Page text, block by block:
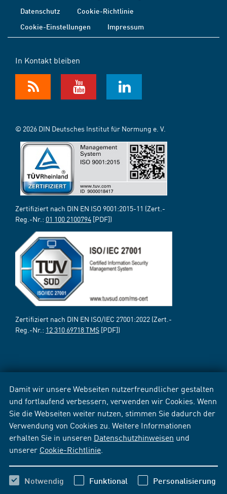
Damit wir unsere Webseiten nutzerfreundlicher gestalten
und fortlaufend verbessern, verwenden wir Cookies. Wenn
Sie die Webseiten weiter nutzen, stimmen Sie dadurch der
Verwendung von Cookies zu. Weitere Informationen
erhalten Sie in unseren Datenschutzhinweisen und
unserer Cookie-Richtlinie
Notwendig Funktional Personalisierung
Datenschutz
Cookie-Richtlinie
Cookie-Einstellungen
Impressum
In Kontakt bleiben
© 2026 DIN Deutsches Institut für Normung e. V.
Zertifiziert nach DIN EN ISO 9001:2015-11 (Zert.-
Reg.-Nr.: 01 100 2100794 [PDF])
Zertifiziert nach DIN EN ISO/IEC 27001:2022 (Zert.-
Reg.-Nr.: 12 310 69718 TMS [PDF])